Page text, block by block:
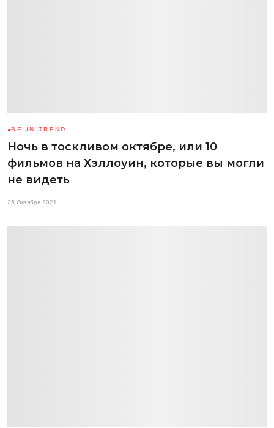
BE IN TREND
Ночь в тоскливом октябре, или 10
фильмов на Хэллоуин, которые вы могли
не видеть
25 Октября 2021